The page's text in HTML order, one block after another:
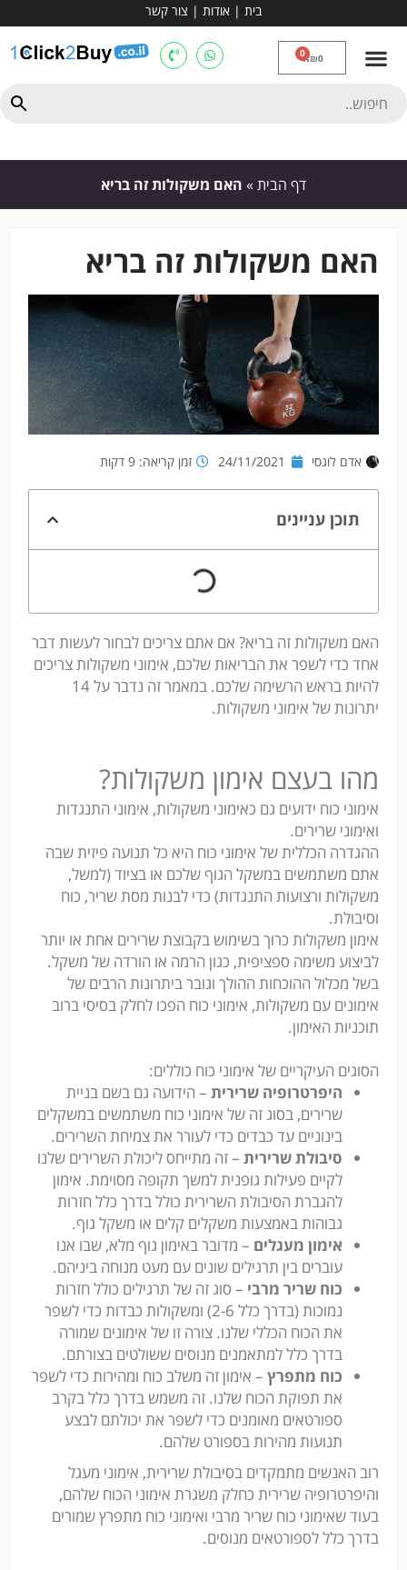
בית | אודות | צור קשר
₪0
0
דף הבית » האם משקולות זה בריא
האם משקולות זה בריא
אדם לוגסי 24/11/2021 זמן קריאה: 9 דקות
תוכן עניינים
האם משקולות זה בריא? אם אתם צריכים לבחור לעשות דבר
אחד כדי לשפר את הבריאות שלכם, אימוני משקולות צריכים
להיות בראש הרשימה שלכם. במאמר זה נדבר על 14
יתרונות של אימוני משקולות.
מהו בעצם אימון משקולות?
אימוני כוח ידועים גם כאימוני משקולות, אימוני התנגדות
ואימוני שרירים.
ההגדרה הכללית של אימוני כוח היא כל תנועה פיזית שבה
אתם משתמשים במשקל הגוף שלכם או בציוד (למשל,
משקולות ורצועות התנגדות) כדי לבנות מסת שריר, כוח
וסיבולת.
אימון משקולות כרוך בשימוש בקבוצת שרירים אחת או יותר
לביצוע משימה ספציפית, כגון הרמה או הורדה של משקל.
בשל מכלול ההוכחות ההולך וגובר ביתרונות הרבים של
אימונים עם משקולות, אימוני כוח הפכו לחלק בסיסי ברוב
תוכניות האימון.
הסוגים העיקריים של אימוני כוח כוללים:
היפרטרופיה שרירית – הידועה גם בשם בניית
שרירים, בסוג זה של אימוני כוח משתמשים במשקלים
בינוניים עד כבדים כדי לעורר את צמיחת השרירים.
סיבולת שרירית – זה מתייחס ליכולת השרירים שלנו
לקיים פעילות גופנית למשך תקופה מסוימת. אימון
להגברת הסיבולת השרירית כולל בדרך כלל חזרות
גבוהות באמצעות משקלים קלים או משקל גוף.
אימון מעגלים – מדובר באימון גוף מלא, שבו אנו
עוברים בין תרגילים שונים עם מעט מנוחה ביניהם.
כוח שריר מרבי – סוג זה של תרגילים כולל חזרות
נמוכות (בדרך כלל 2-6) ומשקולות כבדות כדי לשפר
את הכוח הכללי שלנו. צורה זו של אימונים שמורה
בדרך כלל למתאמנים מנוסים ששולטים בצורתם.
כוח מתפרץ – אימון זה משלב כוח ומהירות כדי לשפר
את תפוקת הכוח שלנו. זה משמש בדרך כלל בקרב
ספורטאים מאומנים כדי לשפר את יכולתם לבצע
תנועות מהירות בספורט שלהם.
רוב האנשים מתמקדים בסיבולת שרירית, אימוני מעגל
והיפרטרופיה שרירית כחלק משגרת אימוני הכוח שלהם,
בעוד שאימוני כוח שריר מרבי ואימוני כוח מתפרץ שמורים
בדרך כלל לספורטאים מנוסים.